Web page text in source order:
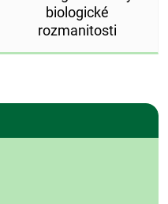
biologické
rozmanitosti